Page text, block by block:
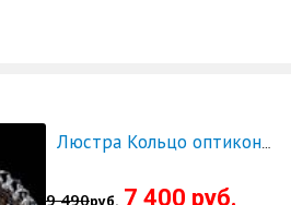
Люстра Кольцо оптикон 500 - СКИДКА!!!
9 490руб. 7 400 руб.